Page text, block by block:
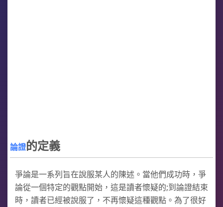
論證的定義
爭論是一系列旨在說服某人的陳述。當他們成功時，爭
論從一個特定的觀點開始，這是讀者懷疑的;到論證結束
時，讀者已經被說服了，不再懷疑這種觀點。為了很好